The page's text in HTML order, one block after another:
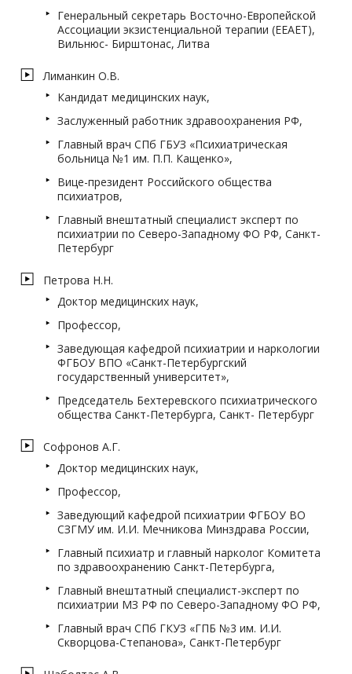
Генеральный секретарь Восточно-Европейской
Ассоциации экзистенциальной терапии (EEAET),
Вильнюс- Бирштонас, Литва
Лиманкин О.В.
Кандидат медицинских наук,
Заслуженный работник здравоохранения РФ,
Главный врач СПб ГБУЗ «Психиатрическая
больница №1 им. П.П. Кащенко»,
Вице-президент Российского общества
психиатров,
Главный внештатный специалист эксперт по
психиатрии по Северо-Западному ФО РФ, Санкт-
Петербург
Петрова Н.Н.
Доктор медицинских наук,
Профессор,
Заведующая кафедрой психиатрии и наркологии
ФГБОУ ВПО «Санкт-Петербургский
государственный университет»,
Председатель Бехтеревского психиатрического
общества Санкт-Петербурга, Санкт- Петербург
Софронов А.Г.
Доктор медицинских наук,
Профессор,
Заведующий кафедрой психиатрии ФГБОУ ВО
СЗГМУ им. И.И. Мечникова Минздрава России,
Главный психиатр и главный нарколог Комитета
по здравоохранению Санкт-Петербурга,
Главный внештатный специалист-эксперт по
психиатрии МЗ РФ по Северо-Западному ФО РФ,
Главный врач СПб ГКУЗ «ГПБ №3 им. И.И.
Скворцова-Степанова», Санкт-Петербург